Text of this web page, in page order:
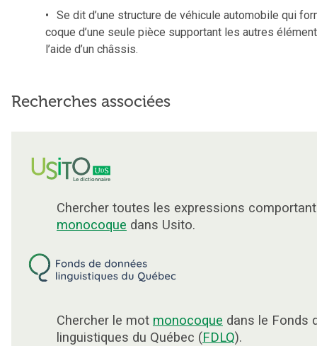
Se dit d’une structure de véhicule automobile qui
coque d’une seule pièce supportant les autres
l’aide d’un châssis.
Recherches associées
Chercher toutes les expressions
monocoque dans Usito.
Chercher le mot monocoque dans le Fonds
linguistiques du Québec (FDLQ).